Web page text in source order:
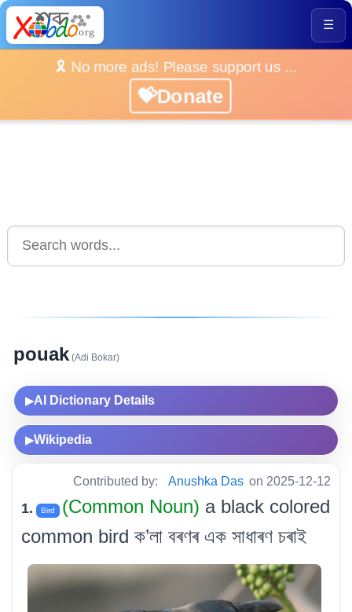
☰
🎗️ No more ads! Please support us ...
💝Donate
pouak (Adi Bokar)
▶AI Dictionary Details
▶Wikipedia
Contributed by: Anushka Das on 2025-12-12
1. Bird (Common Noun) a black colored
common bird ক’লা বৰণৰ এক সাধাৰণ চৰাই